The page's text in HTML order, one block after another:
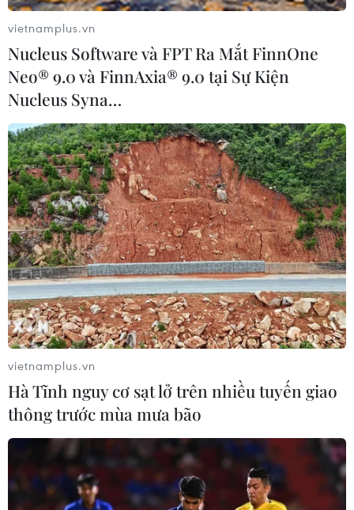
Các cường quốc châu Âu cảnh báo Thổ
Nhĩ Kỳ trong vấn đề Libya
07/01/2020 23:43
Trong một tuyên bố chung được đưa ra sau cuộc họp
khẩn, đại diện Anh, Pháp, Đức và Italy đã kêu gọi chấm
dứt giao tranh và "sự can thiệp từ bên ngoài tiếp diễn"
tại Libya.
vietnamplus.vn
Nucleus Software và FPT Ra Mắt FinnOne
Neo® 9.0 và FinnAxia® 9.0 tại Sự Kiện
Nucleus Syna…
vietnamplus.vn
Hà Tĩnh nguy cơ sạt lở trên nhiều tuyến giao
thông trước mùa mưa bão